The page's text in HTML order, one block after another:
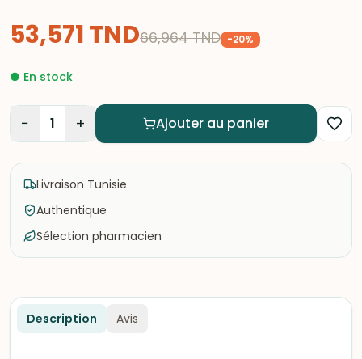
53,571TND66,964 TND -20%
● En stock
− 1 + Ajouter au panier
Livraison Tunisie
Authentique
Sélection pharmacien
Description Avis